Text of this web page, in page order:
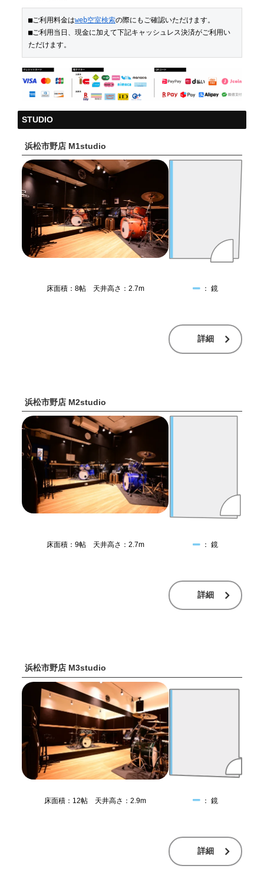
■ご利用料金はweb空室検索の際にもご確認いただけます。
■ご利用当日、現金に加えて下記キャッシュレス決済がご利用い
ただけます。
STUDIO
浜松市野店 M1studio
床面積：8帖 天井高さ：2.7m ： 鏡
詳細
浜松市野店 M2studio
床面積：9帖 天井高さ：2.7m ： 鏡
詳細
浜松市野店 M3studio
床面積：12帖 天井高さ：2.9m ： 鏡
詳細